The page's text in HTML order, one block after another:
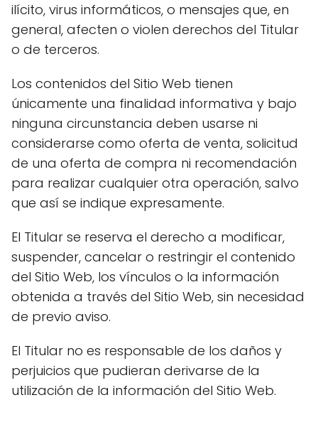
ilícito, virus informáticos, o mensajes que, en
general, afecten o violen derechos del Titular
o de terceros.
Los contenidos del Sitio Web tienen
únicamente una finalidad informativa y bajo
ninguna circunstancia deben usarse ni
considerarse como oferta de venta, solicitud
de una oferta de compra ni recomendación
para realizar cualquier otra operación, salvo
que así se indique expresamente.
El Titular se reserva el derecho a modificar,
suspender, cancelar o restringir el contenido
del Sitio Web, los vínculos o la información
obtenida a través del Sitio Web, sin necesidad
de previo aviso.
El Titular no es responsable de los daños y
perjuicios que pudieran derivarse de la
utilización de la información del Sitio Web.